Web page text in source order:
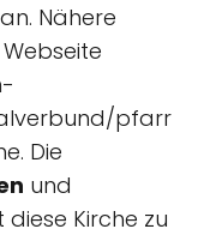
Nähere
pfarr
Die
und
Kirche zu